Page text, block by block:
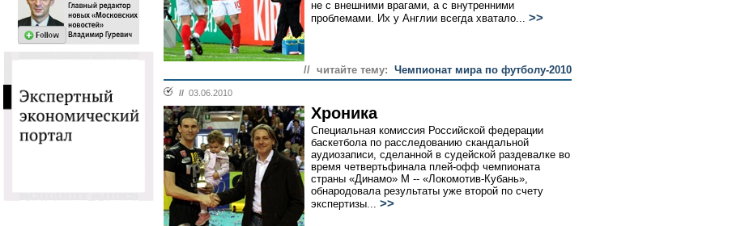
не с внешними врагами, а с внутренними
проблемами. Их у Англии всегда хватало... >>
// читайте тему: Чемпионат мира по футболу-2010
// 03.06.2010
Хроника
Специальная комиссия Российской федерации
баскетбола по расследованию скандальной
аудиозаписи, сделанной в судейской раздевалке во
время четвертьфинала плей-офф чемпионата
страны «Динамо» М -- «Локомотив-Кубань»,
обнародовала результаты уже второй по счету
экспертизы... >>